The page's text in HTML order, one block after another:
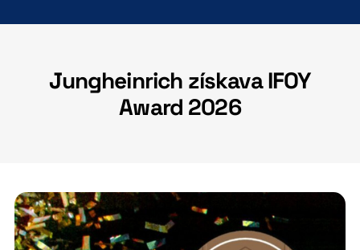
Jungheinrich získava IFOY
Award 2026